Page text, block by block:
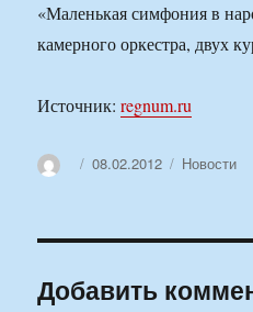
«Маленькая симфония в
камерного оркестра, двух
Источник:regnum.ru
АвторОпубликовано
08.02.2012 Рубрики
Новости
Добавить